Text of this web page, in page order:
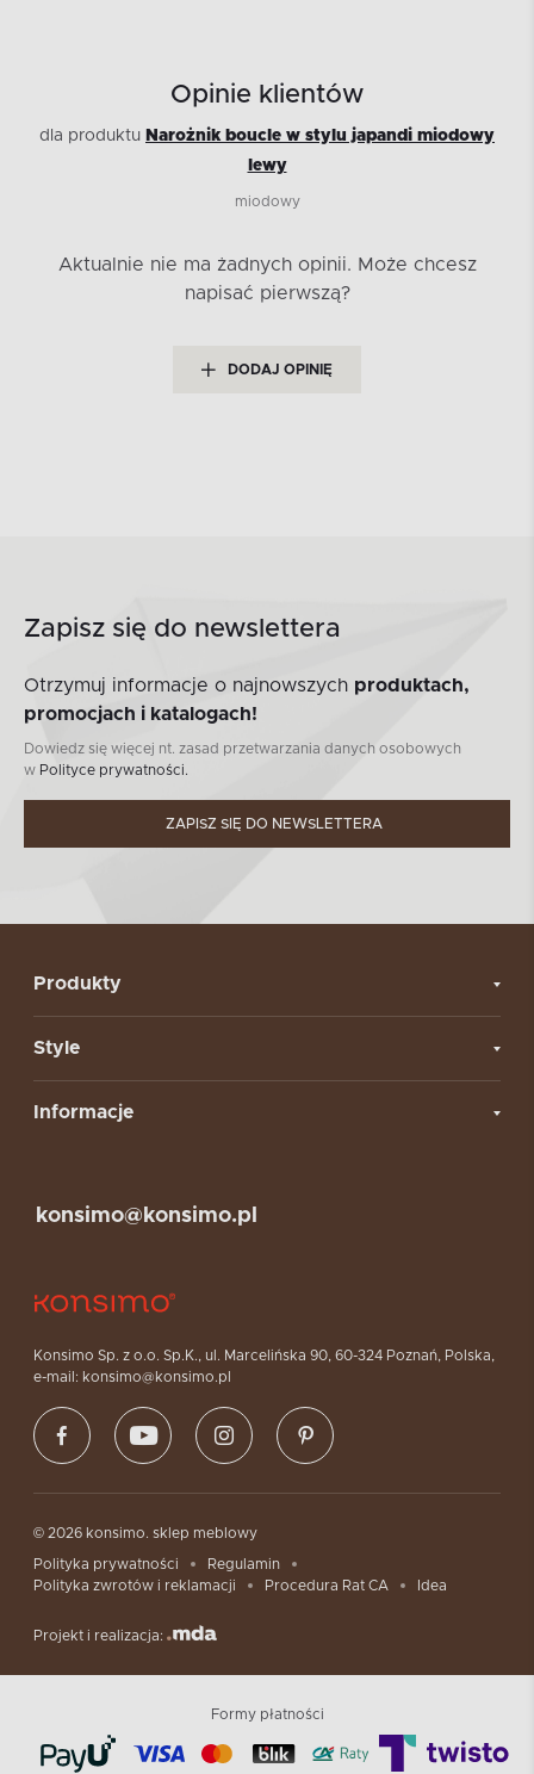
Opinie klientów
dla produktu Narożnik boucle w stylu japandi miodowy
lewy
miodowy
Aktualnie nie ma żadnych opinii. Może chcesz
napisać pierwszą?
DODAJ OPINIĘ
Zapisz się do newslettera
Otrzymuj informacje o najnowszych produktach,
promocjach i katalogach!
Dowiedz się więcej nt. zasad przetwarzania danych osobowych
w Polityce prywatności.
ZAPISZ SIĘ DO NEWSLETTERA
Produkty
Style
Informacje
Konsimo Sp. z o.o. Sp.K., ul. Marcelińska 90, 60-324 Poznań, Polska,
e-mail: konsimo@konsimo.pl
konsimo@konsimo.pl
© 2026 konsimo. sklep meblowy
Polityka prywatności
Regulamin
Polityka zwrotów i reklamacji
Procedura Rat CA Idea
Projekt i realizacja:
Formy płatności